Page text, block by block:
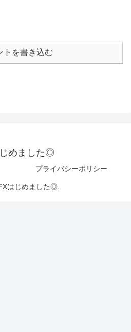
トを書き込む
めました◎
プライバシーポリシー
はじめました◎.